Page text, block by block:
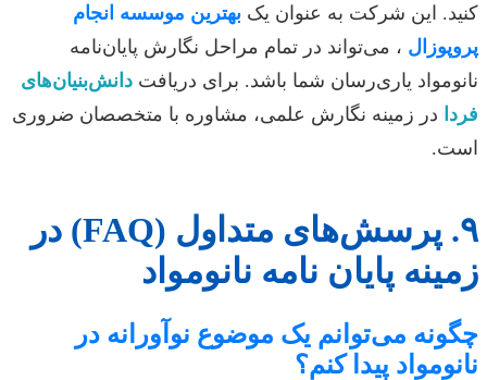
کنید. این شرکت به عنوان یک بهترین موسسه انجام
پروپوزال ، می‌تواند در تمام مراحل نگارش پایان‌نامه
نانومواد یاری‌رسان شما باشد. برای دریافت دانش‌بنیان‌های
فردا در زمینه نگارش علمی، مشاوره با متخصصان ضروری
است.
۹. پرسش‌های متداول (FAQ) در
زمینه پایان نامه نانومواد
چگونه می‌توانم یک موضوع نوآورانه در
نانومواد پیدا کنم؟